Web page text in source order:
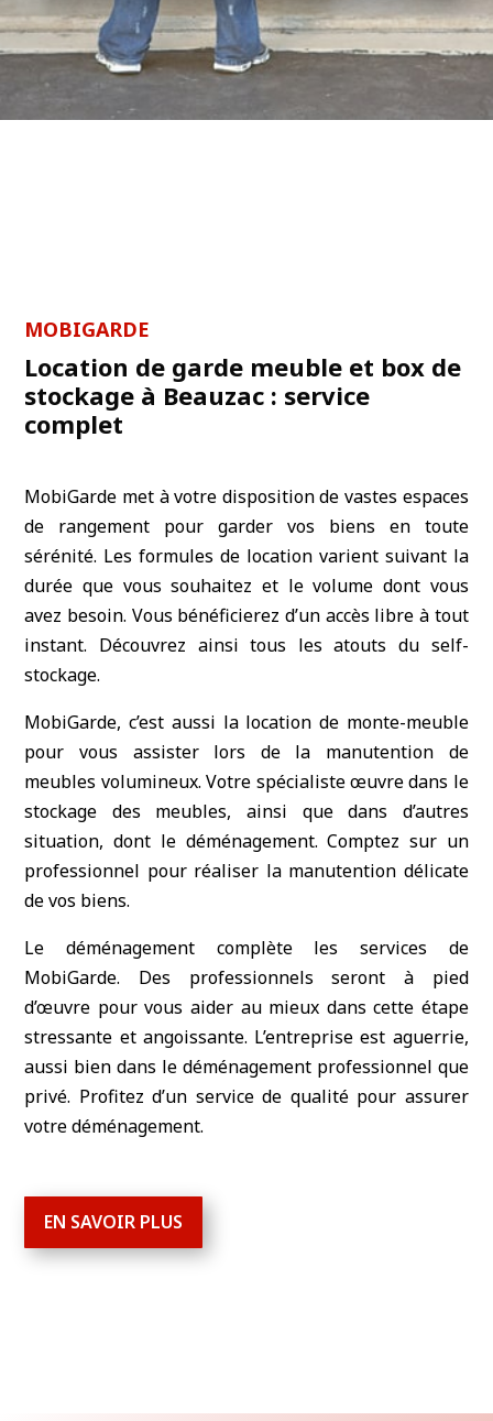
MOBIGARDE
Location de garde meuble et box de
stockage à Beauzac : service
complet
MobiGarde met à votre disposition de vastes espaces
de rangement pour garder vos biens en toute
sérénité. Les formules de location varient suivant la
durée que vous souhaitez et le volume dont vous
avez besoin. Vous bénéficierez d’un accès libre à tout
instant. Découvrez ainsi tous les atouts du self-
stockage.
MobiGarde, c’est aussi la location de monte-meuble
pour vous assister lors de la manutention de
meubles volumineux. Votre spécialiste œuvre dans le
stockage des meubles, ainsi que dans d’autres
situation, dont le déménagement. Comptez sur un
professionnel pour réaliser la manutention délicate
de vos biens.
Le déménagement complète les services de
MobiGarde. Des professionnels seront à pied
d’œuvre pour vous aider au mieux dans cette étape
stressante et angoissante. L’entreprise est aguerrie,
aussi bien dans le déménagement professionnel que
privé. Profitez d’un service de qualité pour assurer
votre déménagement.
EN SAVOIR PLUS